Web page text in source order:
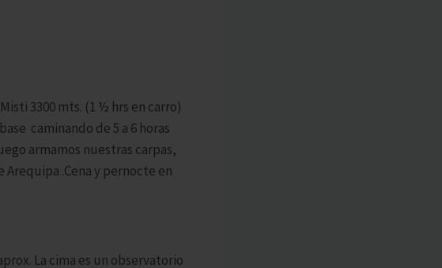
3300 mts. (1 ½ hrs en carro)
caminando de 5 a 6 horas
armamos nuestras carpas,
.Cena y pernocte en
La cima es un observatorio